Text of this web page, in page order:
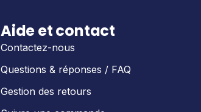
Aide et contact
Contactez-nous
Questions & réponses / FAQ
Gestion des retours